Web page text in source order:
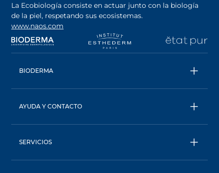
La Ecobiología consiste en actuar junto con la biología
de la piel, respetando sus ecosistemas.
www.naos.com
se abre en una pestaña nueva
se abre en una
BIODERMA
Agua micelar
BIODERMA: una marca de NAOS
AYUDA Y CONTACTO
Términos y condiciones
SERVICIOS